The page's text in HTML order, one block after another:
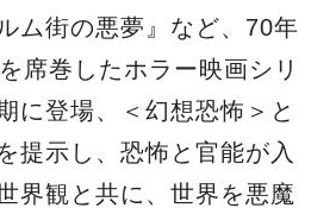
ム街の悪夢』など、70年
席巻したホラー映画シリ
に登場、＜幻想恐怖＞と
提示し、恐怖と官能が入
界観と共に、世界を悪魔